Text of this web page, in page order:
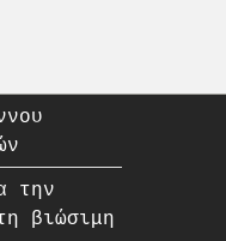
την
βιώσιμη